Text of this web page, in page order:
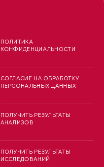
ПОЛИТИКА
КОНФИДЕНЦИАЛЬНОСТИ
СОГЛАСИЕ НА ОБРАБОТКУ
ПЕРСОНАЛЬНЫХ ДАННЫХ
ПОЛУЧИТЬ РЕЗУЛЬТАТЫ
АНАЛИЗОВ
ПОЛУЧИТЬ РЕЗУЛЬТАТЫ
ИССЛЕДОВАНИЙ